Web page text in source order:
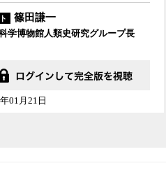
篠田謙一
学博物館人類史研究グループ長
01月21日